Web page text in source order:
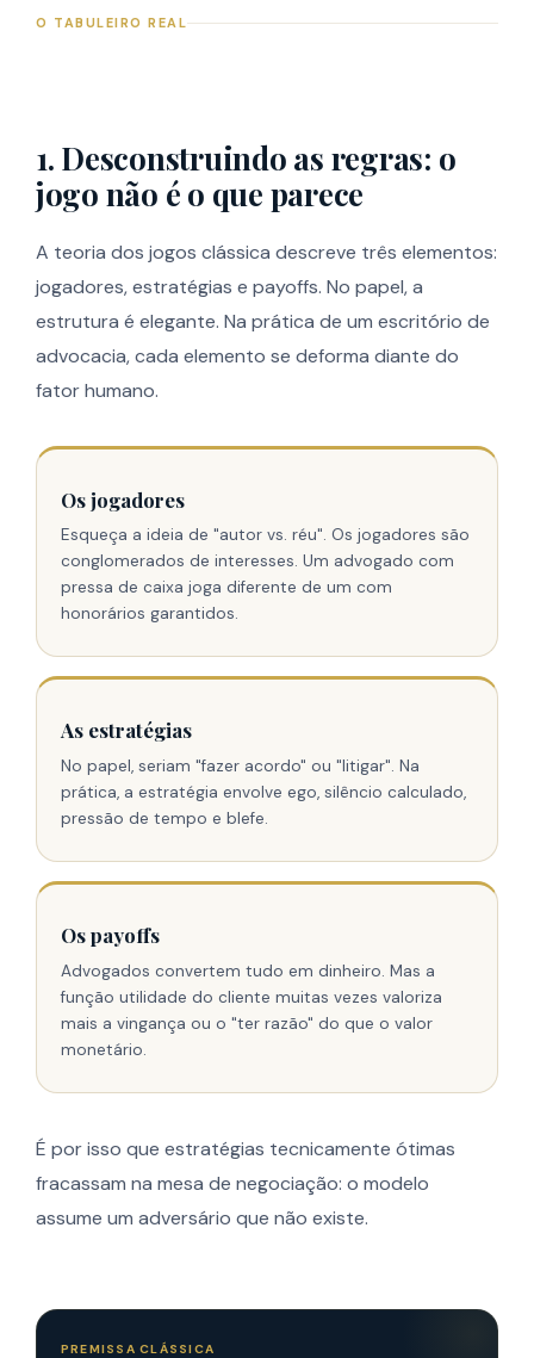
O TABULEIRO REAL
1. Desconstruindo as regras: o
jogo não é o que parece
A teoria dos jogos clássica descreve três elementos:
jogadores, estratégias e payoffs. No papel, a
estrutura é elegante. Na prática de um escritório de
advocacia, cada elemento se deforma diante do
fator humano.
Os jogadores
Esqueça a ideia de "autor vs. réu". Os jogadores são
conglomerados de interesses. Um advogado com
pressa de caixa joga diferente de um com
honorários garantidos.
As estratégias
No papel, seriam "fazer acordo" ou "litigar". Na
prática, a estratégia envolve ego, silêncio calculado,
pressão de tempo e blefe.
Os payoffs
Advogados convertem tudo em dinheiro. Mas a
função utilidade do cliente muitas vezes valoriza
mais a vingança ou o "ter razão" do que o valor
monetário.
É por isso que estratégias tecnicamente ótimas
fracassam na mesa de negociação: o modelo
assume um adversário que não existe.
PREMISSA CLÁSSICA